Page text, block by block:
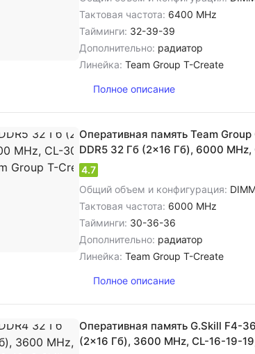
Тактовая частота: 6400 MHz
Тайминги: 32-39-39
Дополнительно: радиатор
Линейка: Team Group T-Create
Полное описание
Оперативная память Team
DDR5 32 Гб (2x16 Гб), 6000
4.7
Общий объем и конфигурация:
Тактовая частота: 6000 MHz
Тайминги: 30-36-36
Дополнительно: радиатор
Линейка: Team Group T-Create
Полное описание
Оперативная память G.Skill F4-
(2x16 Гб), 3600 MHz, CL-16-19-